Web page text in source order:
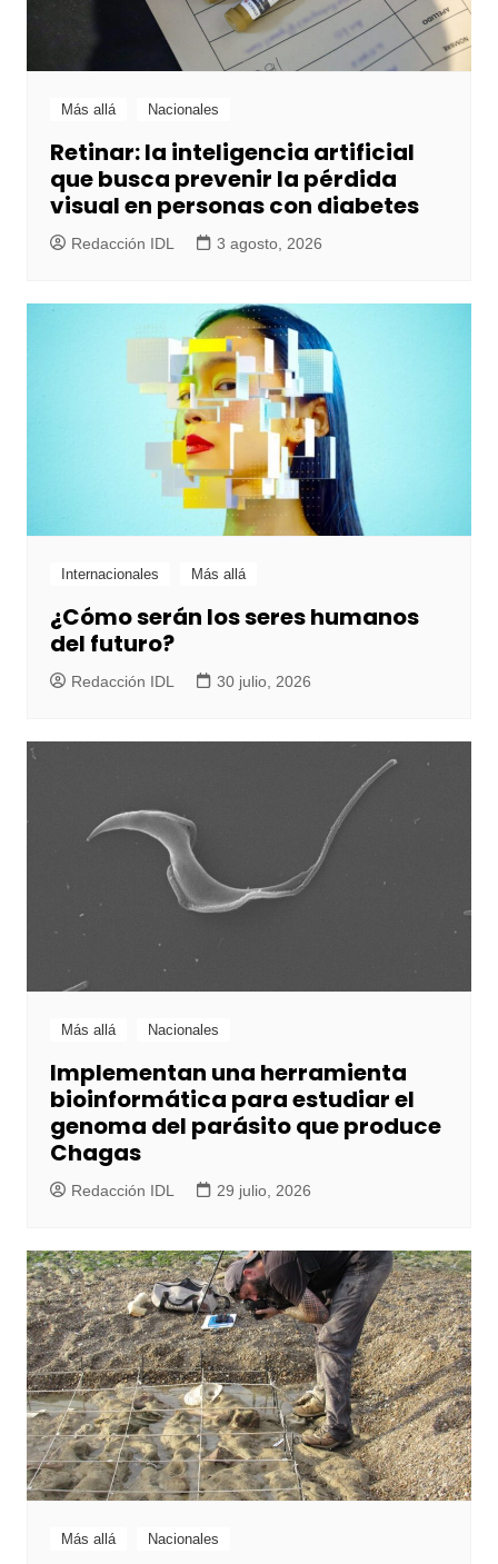
Más allá Nacionales
Retinar: la inteligencia artificial
que busca prevenir la pérdida
visual en personas con diabetes
Redacción IDL 3 agosto, 2026
Internacionales Más allá
¿Cómo serán los seres humanos
del futuro?
Redacción IDL 30 julio, 2026
Más allá Nacionales
Implementan una herramienta
bioinformática para estudiar el
genoma del parásito que produce
Chagas
Redacción IDL 29 julio, 2026
Más allá Nacionales